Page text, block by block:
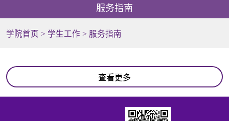
服务指南
学院首页 > 学生工作 > 服务指南
查看更多